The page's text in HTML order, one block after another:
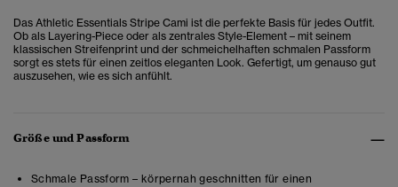
Das Athletic Essentials Stripe Cami ist die perfekte Basis für jedes Outfit.
Ob als Layering-Piece oder als zentrales Style-Element – mit seinem
klassischen Streifenprint und der schmeichelhaften schmalen Passform
sorgt es stets für einen zeitlos eleganten Look. Gefertigt, um genauso gut
auszusehen, wie es sich anfühlt.
Größe und Passform
Schmale Passform – körpernah geschnitten für einen